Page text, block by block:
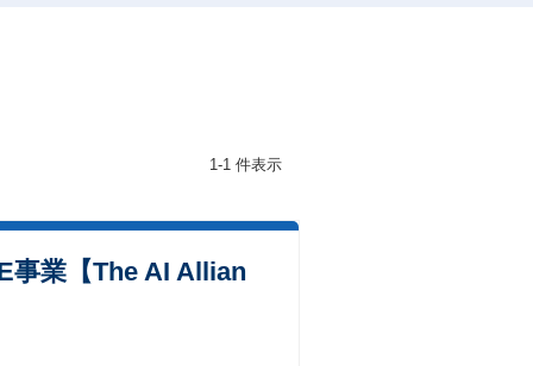
1-1 件表示
事業【The AI Allian